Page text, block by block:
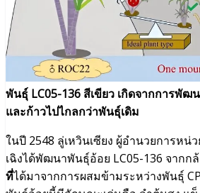
พันธุ์ LC05-136 สีเขียว เกิดจากการพัฒ
และก้าวไปไกลกว่าพันธุ์เดิม
ในปี 2548 ลู่เหวินเซียง ผู้อำนวยการหน่
เฉิงได้พัฒนาพันธุ์อ้อย LC05-136 จากก
ที่ได้มาจากการผสมข้ามระหว่างพันธุ์